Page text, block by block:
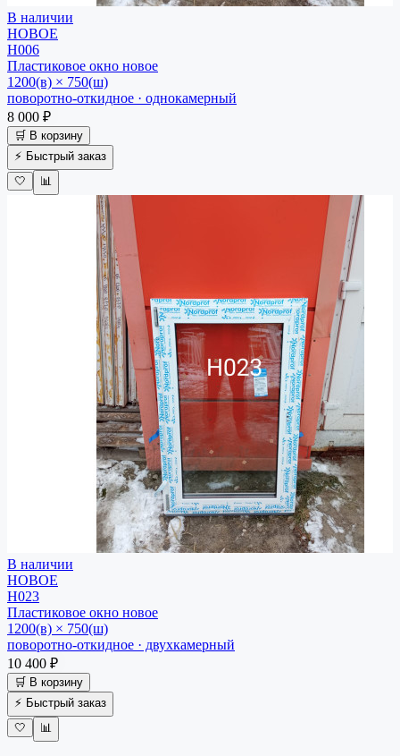
В наличии
НОВОЕ
Н006
Пластиковое окно новое
1200(в) × 750(ш)
поворотно-откидное · однокамерный
8 000 ₽
🛒 В корзину
⚡ Быстрый заказ
🤍
📊
В наличии
НОВОЕ
Н023
Пластиковое окно новое
1200(в) × 750(ш)
поворотно-откидное · двухкамерный
10 400 ₽
🛒 В корзину
⚡ Быстрый заказ
🤍
📊